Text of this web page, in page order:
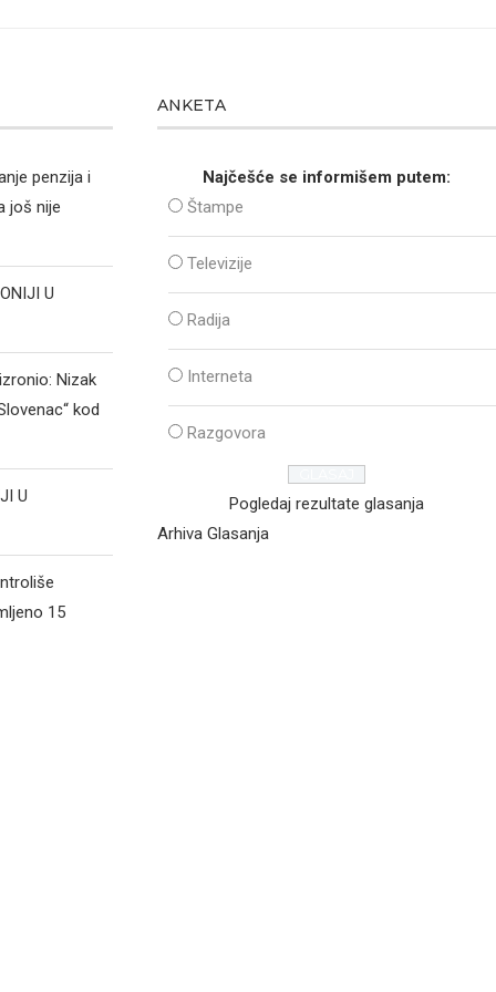
penzija i
još nije
U
Nizak
kod
U
15
ANKETA
Najčešće se informišem putem:
Štampe
Televizije
Radija
Interneta
Razgovora
Pogledaj rezultate glasanja
Arhiva Glasanja